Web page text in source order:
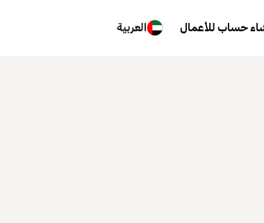
حساب للأعمال العربية